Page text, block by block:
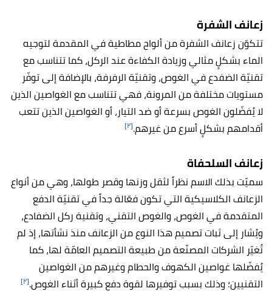
زعانف الشفرة
تتكوّن زعانف الشفرة من ألواح مطاطية في المقدمة لتوجيه
الماء بشكلٍ مثالي وزيادة الكفاءة عند الركل، كما تتناسب مع
تقنيّة الضفدع في الغوص، وتقنيّة الرفرفة، بالإضافة إلى توفّر
مستويات مختلفة من المرونة، فهي تتناسب مع الغواصين الذين
لا يُفضّلون الغوص بسرعة أو ضد التيار، أو الغواصين الذين تتعب
أقدامهم بشكلٍ أسرع من غيرهم.[٢]
زعانف السلحفاة
سميّت بذلك الاسم نظراً لثقل وزنها وقصر طولها، وهي من أنواع
الزعانف الكلاسيكية التي تكون فعّالة جداً في تقنيّة الدفع
المتقدمة في الغوص، والغوص التقني، وتقنية ركل الضفادع،
ويُشار إلى ثبات تصميم هذا النوع من الزعانف منذ نشأتها، إذ لم
تُغيّر الشركات المصنّعة من طبيعة التصميم العامّة لها، كما
يُفضّلها غواصين الكهوف والحطام وغيرهم من الغواصين
التقنيين؛ وذلك بسبب توفيرها لقوة دفع كبيرة أثناء الغوص.[٢]